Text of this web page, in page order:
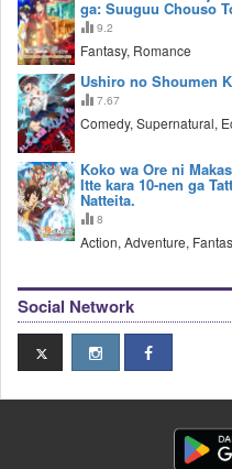
ga: Suuguu Chouso
9.2
Fantasy, Romance
Ushiro no Shoumen
7.67
Comedy, Supernatural,
Koko wa Ore ni
Itte kara 10-nen ga
Natteita.
8
Action, Adventure,
Social Network